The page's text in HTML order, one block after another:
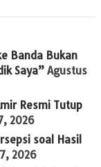
Banda Bukan
Saya” Agustus
Resmi Tutup
2026
soal Hasil
2026